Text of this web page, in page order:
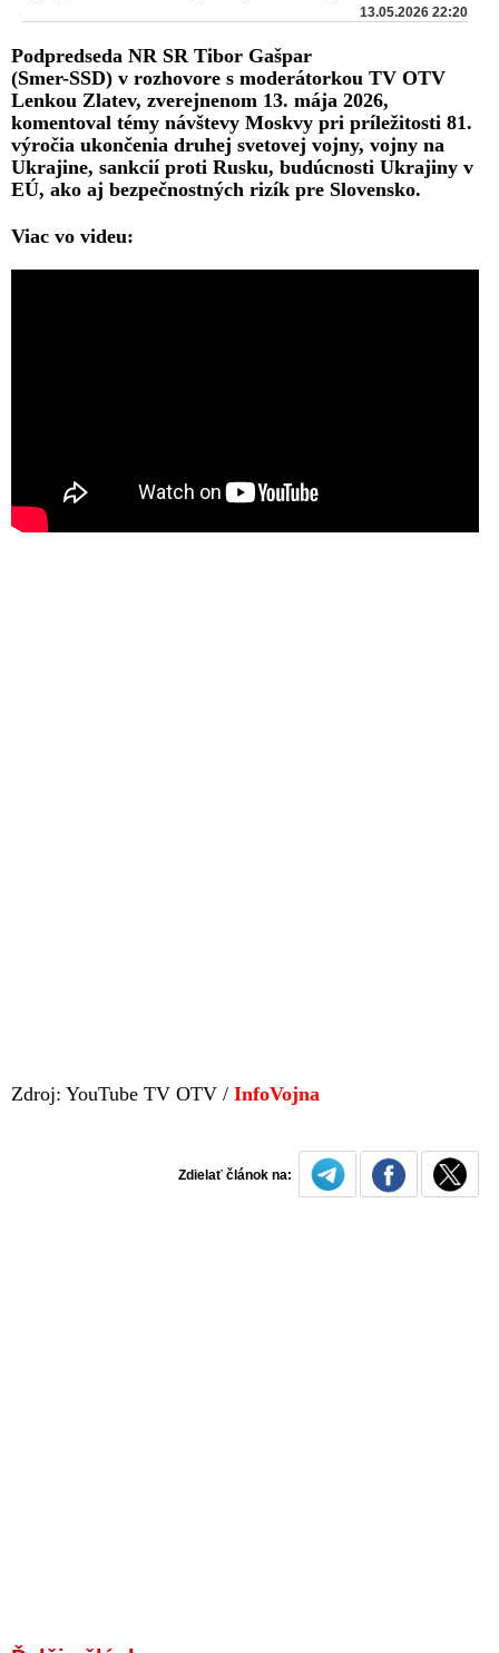
13.05.2026 22:20
Podpredseda NR SR Tibor Gašpar
(Smer-SSD) v rozhovore s moderátorkou TV OTV
Lenkou Zlatev, zverejnenom 13. mája 2026,
komentoval témy návštevy Moskvy pri príležitosti 81.
výročia ukončenia druhej svetovej vojny, vojny na
Ukrajine, sankcií proti Rusku, budúcnosti Ukrajiny v
EÚ, ako aj bezpečnostných rizík pre Slovensko.
Viac vo videu:
Zdroj: YouTube TV OTV / InfoVojna
Zdielať článok na: